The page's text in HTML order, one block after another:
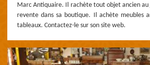
Marc Antiquaire. Il rachète tout objet ancien au
revente dans sa boutique. Il achète meubles
tableaux. Contactez-le sur son site web.